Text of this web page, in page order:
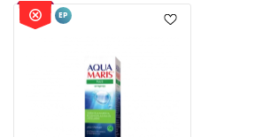
EP